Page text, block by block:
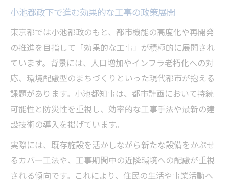
小池都政下で進む効果的な工事の政策展開
東京都では小池都政のもと、都市機能の高度化や再開発
の推進を目指して「効果的な工事」が積極的に展開され
ています。背景には、人口増加やインフラ老朽化への対
応、環境配慮型のまちづくりといった現代都市が抱える
課題があります。小池都知事は、都市計画において持続
可能性と防災性を重視し、効率的な工事手法や最新の建
設技術の導入を掲げています。
実際には、既存施設を活かしながら新たな設備をかぶせ
るカバー工法や、工事期間中の近隣環境への配慮が重視
される傾向です。これにより、住民の生活や事業活動へ